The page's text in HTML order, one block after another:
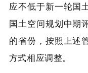
应不低于新一轮国
国土空间规划中期
的省份，按照上述
方式相应调整。